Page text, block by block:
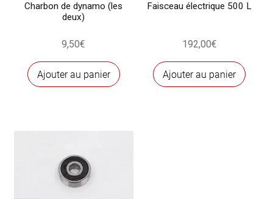
Charbon de dynamo (les
deux)
9,50€
Ajouter au panier
Faisceau électrique 500 L
192,00€
Ajouter au panier